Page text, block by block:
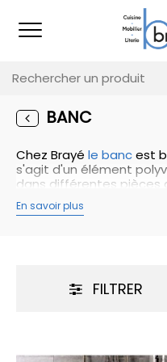
BANC
Chez Brayé le bancest
s'agit d'un élément
dans différentes pièces
la fois fonctionnalité et
Que ce soit dans le
support pour les
même de surface de
En termes de design,
Vous pouvez opter
une ambiance
modèle en métal pour
En savoir plus
FILTRER